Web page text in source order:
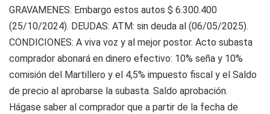
GRAVAMENES: Embargo estos autos $ 6.300.400
(25/10/2024). DEUDAS: ATM: sin deuda al (06/05/2025).
CONDICIONES: A viva voz y al mejor postor. Acto subasta
comprador abonará en dinero efectivo: 10% seña y 10%
comisión del Martillero y el 4,5% impuesto fiscal y el Saldo
de precio al aprobarse la subasta. Saldo aprobación.
Hágase saber al comprador que a partir de la fecha de